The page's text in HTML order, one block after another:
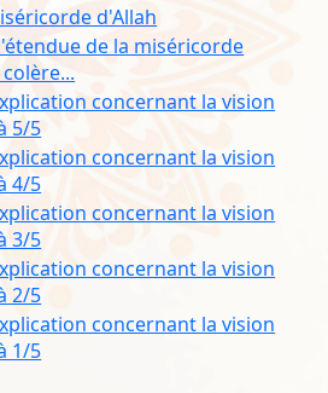
d'Allah
de la miséricorde
concernant la vision
5/5
concernant la vision
4/5
concernant la vision
3/5
concernant la vision
2/5
concernant la vision
1/5